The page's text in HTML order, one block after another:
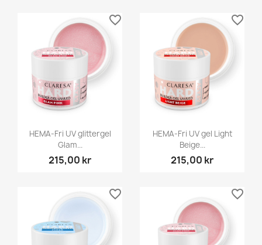
HEMA-Fri UV glittergel
Glam...
215,00 kr
favorite_border
HEMA-Fri UV gel Light
Beige...
215,00 kr
favorite_border
favorite_border favorite_border